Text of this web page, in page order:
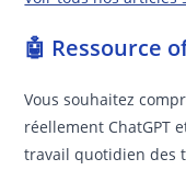
🤖 Ressource
Vous souhaitez
réellement ChatGPT
travail quotidien des